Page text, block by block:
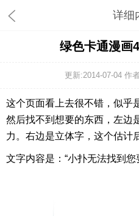
详细
绿色卡通漫画
更新:2014-07-04 作
这个页面看上去很不错，似乎
然后找不到想要的东西，左边
力。右边是立体字，这个估计
文字内容是：“小扑无法找到您